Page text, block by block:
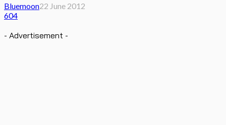
Bluemoon22 June 2012
604
- Advertisement -